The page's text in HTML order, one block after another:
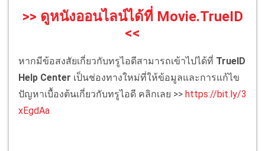
>> ดูหนังออนไลน์ได้ที่ Movie.TrueID
<<
หากมีข้อสงสัยเกี่ยวกับทรูไอดีสามารถเข้าไปได้ที่ TrueID
Help Center เป็นช่องทางใหม่ที่ให้ข้อมูลและการแก้ไข
ปัญหาเบื้องต้นเกี่ยวกับทรูไอดี คลิกเลย >> https://bit.ly/3
xEgdAa